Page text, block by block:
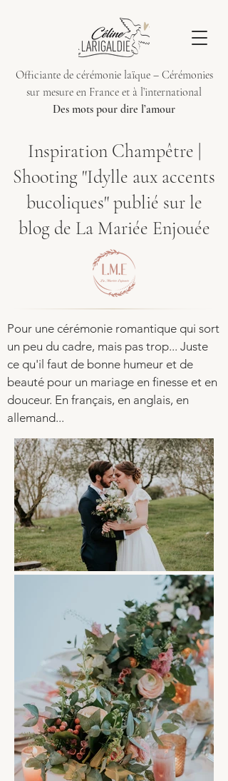
Officiante de cérémonie laïque – Cérémonies
sur mesure en France et à l’international
Des mots pour dire l’amour
Inspiration Champêtre |
Shooting "Idylle aux accents
bucoliques" publié sur le
blog de La Mariée Enjouée
Pour une cérémonie romantique qui sort
un peu du cadre, mais pas trop... Juste
ce qu'il faut de bonne humeur et de
beauté pour un mariage en finesse et en
douceur. En français, en anglais, en
allemand...